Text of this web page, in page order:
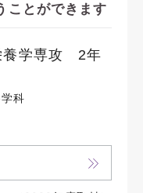
ことができます
養学専攻 2年
科